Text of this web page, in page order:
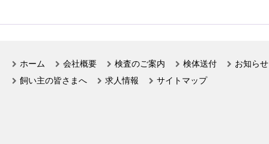
ホーム 会社概要 検査のご案内 検体送付
お知らせ
飼い主の皆さまへ
求人情報 サイトマップ